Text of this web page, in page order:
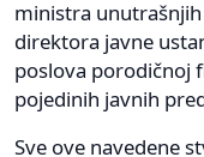
ministra unutrašnjih
direktora javne
poslova porodičnoj
pojedinih javnih
Sve ove navedene